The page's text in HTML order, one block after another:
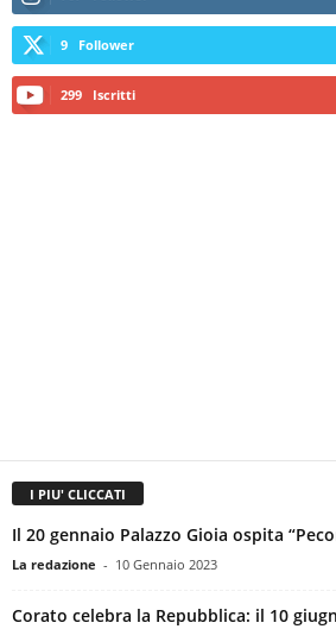
9 Follower
299 Iscritti
I PIU' CLICCATI
Il 20 gennaio Palazzo Gioia ospita
La redazione - 10 Gennaio 2023
Corato celebra la Repubblica: il 10